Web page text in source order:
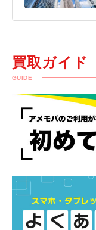
買取ガイド
GUIDE